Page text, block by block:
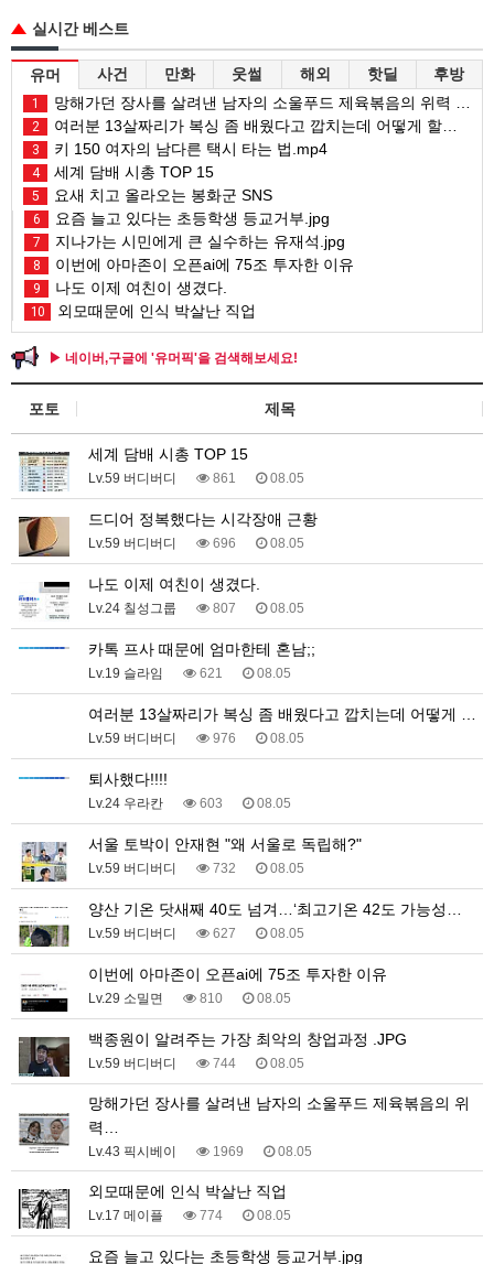
실시간 베스트
유머 사건 만화 웃썰 해외 핫딜 후방
1 망해가던 장사를 살려낸 남자의 소울푸드 제육볶음의 위력 ㅋㅋ
2 여러분 13살짜리가 복싱 좀 배웠다고 깝치는데 어떻게 할까요?
3 키 150 여자의 남다른 택시 타는 법.mp4
4 세계 담배 시총 TOP 15
5 요새 치고 올라오는 봉화군 SNS
6 요즘 늘고 있다는 초등학생 등교거부.jpg
7 지나가는 시민에게 큰 실수하는 유재석.jpg
8 이번에 아마존이 오픈ai에 75조 투자한 이유
9 나도 이제 여친이 생겼다.
10 외모때문에 인식 박살난 직업
▶ 네이버,구글에 '유머픽'을 검색해보세요!
포토 제목
세계 담배 시총 TOP 15
Lv.59 버디버디 861 08.05
드디어 정복했다는 시각장애 근황
Lv.59 버디버디 696 08.05
나도 이제 여친이 생겼다.
Lv.24 칠성그룹 807 08.05
카톡 프사 때문에 엄마한테 혼남;;
Lv.19 슬라임 621 08.05
여러분 13살짜리가 복싱 좀 배웠다고 깝치는데 어떻게 …
Lv.59 버디버디 976 08.05
퇴사했다!!!!
Lv.24 우라칸 603 08.05
서울 토박이 안재현 "왜 서울로 독립해?"
Lv.59 버디버디 732 08.05
양산 기온 닷새째 40도 넘겨…‘최고기온 42도 가능성…
Lv.59 버디버디 627 08.05
이번에 아마존이 오픈ai에 75조 투자한 이유
Lv.29 소밀면 810 08.05
백종원이 알려주는 가장 최악의 창업과정 .JPG
Lv.59 버디버디 744 08.05
망해가던 장사를 살려낸 남자의 소울푸드 제육볶음의 위
력…
Lv.43 픽시베이 1969 08.05
외모때문에 인식 박살난 직업
Lv.17 메이플 774 08.05
요즘 늘고 있다는 초등학생 등교거부.jpg